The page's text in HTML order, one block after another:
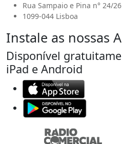
Rua Sampaio e Pina n° 24/26
1099-044 Lisboa
Instale as nossas
Disponível
iPad e Android